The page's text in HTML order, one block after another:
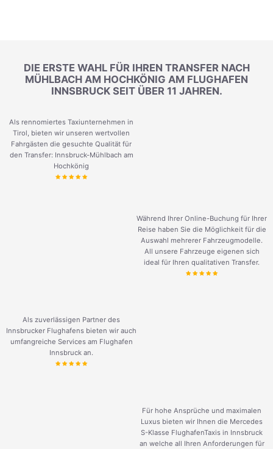
DIE ERSTE WAHL FÜR IHREN TRANSFER NACH
MÜHLBACH AM HOCHKÖNIG AM FLUGHAFEN
INNSBRUCK SEIT ÜBER 11 JAHREN.
Als rennomiertes Taxiunternehmen in
Tirol, bieten wir unseren wertvollen
Fahrgästen die gesuchte Qualität für
den Transfer: Innsbruck-Mühlbach am
Hochkönig
Während Ihrer Online-Buchung für Ihrer
Reise haben Sie die Möglichkeit für die
Auswahl mehrerer Fahrzeugmodelle.
All unsere Fahrzeuge eigenen sich
ideal für Ihren qualitativen Transfer.
Als zuverlässigen Partner des
Innsbrucker Flughafens bieten wir auch
umfangreiche Services am Flughafen
Innsbruck an.
Für hohe Ansprüche und maximalen
Luxus bieten wir Ihnen die Mercedes
S-Klasse FlughafenTaxis in Innsbruck
an welche all Ihren Anforderungen für